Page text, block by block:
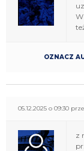
OZNACZ
05.12.2025 o 09:30
z